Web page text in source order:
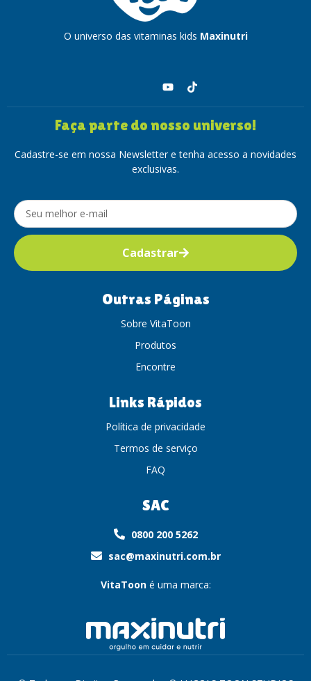
O universo das vitaminas kids Maxinutri
Faça parte do nosso universo!
Cadastre-se em nossa Newsletter e tenha acesso a novidades
exclusivas.
Cadastrar
Outras Páginas
Sobre VitaToon
Produtos
Encontre
Links Rápidos
Política de privacidade
Termos de serviço
FAQ
SAC
0800 200 5262
sac@maxinutri.com.br
VitaTooné uma marca: